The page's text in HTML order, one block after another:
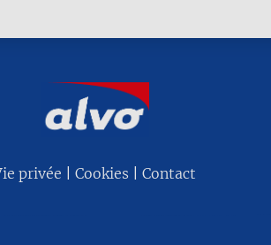
privée Cookies Contact